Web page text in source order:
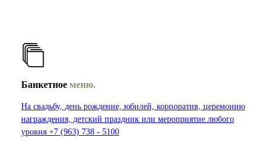
Банкетноеменю.
На свадьбу, день рождение, юбилей, корпоратив, церемонию
награждения, детский праздник или мероприятие любого
уровня +7 (963) 738 - 5100